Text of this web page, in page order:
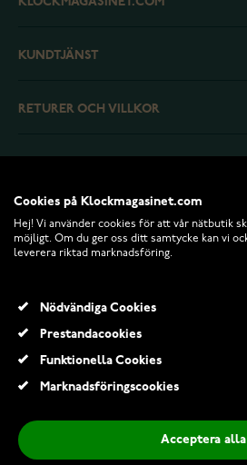
KUNDTJÄNST
RETURER OCH VILLKOR
© 2026
Cookies på Klockmagasinet.com
Hej! Vi använder cookies för att vår nätbutik
möjligt. Om du ger oss ditt samtycke kan vi
leverera riktad marknadsföring.
Nödvändiga Cookies
Prestandacookies
Funktionella Cookies
Marknadsföringscookies
Acceptera alla